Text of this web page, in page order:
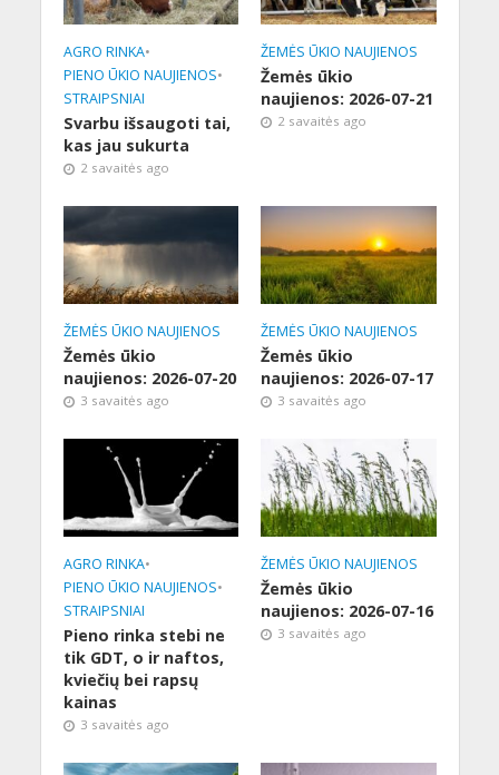
AGRO RINKA•
PIENO ŪKIO NAUJIENOS•
STRAIPSNIAI
Svarbu išsaugoti tai,
kas jau sukurta
2 savaitės ago
ŽEMĖS ŪKIO NAUJIENOS
Žemės ūkio
naujienos: 2026-07-21
2 savaitės ago
ŽEMĖS ŪKIO NAUJIENOS
Žemės ūkio
naujienos: 2026-07-20
3 savaitės ago
ŽEMĖS ŪKIO NAUJIENOS
Žemės ūkio
naujienos: 2026-07-17
3 savaitės ago
AGRO RINKA•
PIENO ŪKIO NAUJIENOS•
STRAIPSNIAI
Pieno rinka stebi ne
tik GDT, o ir naftos,
kviečių bei rapsų
kainas
3 savaitės ago
ŽEMĖS ŪKIO NAUJIENOS
Žemės ūkio
naujienos: 2026-07-16
3 savaitės ago